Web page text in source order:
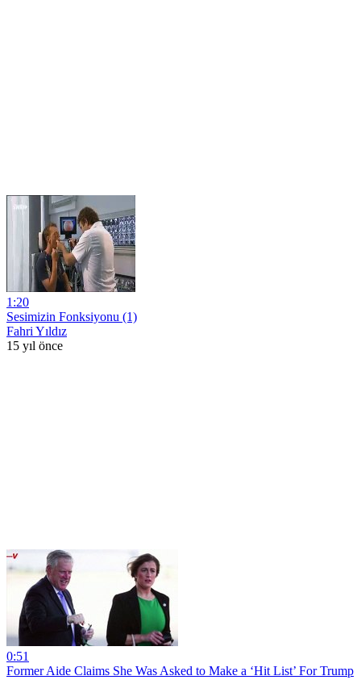
1:20
Sesimizin Fonksiyonu (1)
Fahri Yıldız
15 yıl önce
0:51
Former Aide Claims She Was Asked to Make a ‘Hit List’ For Trump